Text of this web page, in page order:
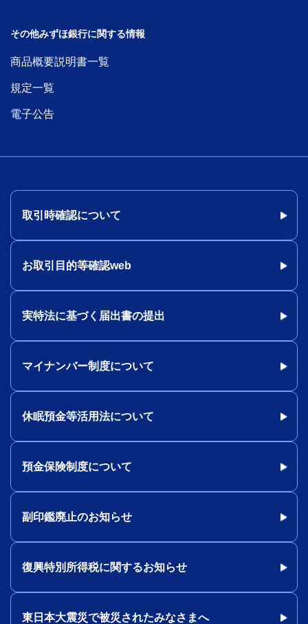
その他みずほ銀行に関する情報
商品概要説明書一覧
規定一覧
電子公告
取引時確認について
お取引目的等確認web
実特法に基づく届出書の提出
マイナンバー制度について
休眠預金等活用法について
預金保険制度について
副印鑑廃止のお知らせ
復興特別所得税に関するお知らせ
東日本大震災で被災されたみなさまへ